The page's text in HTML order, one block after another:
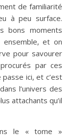
de familiarité
à peu surface.
bons moments
et on
pour savourer
par ces
ici, et c’est
l’univers des
attachants qu’il
le « tome »